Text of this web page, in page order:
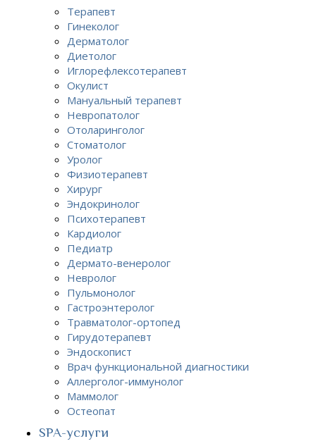
Терапевт
Гинеколог
Дерматолог
Диетолог
Иглорефлексотерапевт
Окулист
Мануальный терапевт
Невропатолог
Отоларинголог
Стоматолог
Уролог
Физиотерапевт
Хирург
Эндокринолог
Психотерапевт
Кардиолог
Педиатр
Дермато-венеролог
Невролог
Пульмонолог
Гастроэнтеролог
Травматолог-ортопед
Гирудотерапевт
Эндоскопист
Врач функциональной диагностики
Аллерголог-иммунолог
Маммолог
Остеопат
SPA-услуги